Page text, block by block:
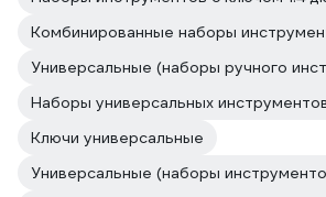
Комбинированные наборы
Универсальные (наборы ручного
Наборы универсальных
Ключи универсальные